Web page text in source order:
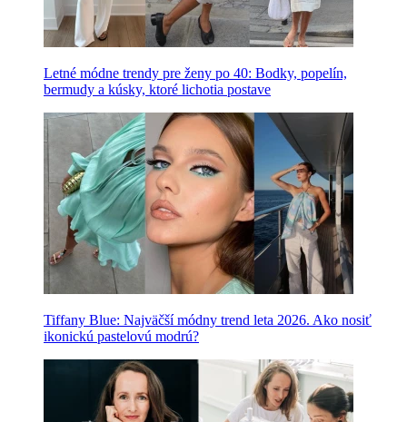
Letné módne trendy pre ženy po 40: Bodky, popelín,
bermudy a kúsky, ktoré lichotia postave
Tiffany Blue: Najväčší módny trend leta 2026. Ako nosiť
ikonickú pastelovú modrú?